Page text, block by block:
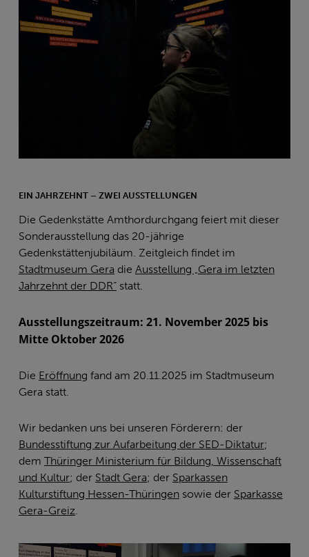
EIN JAHRZEHNT – ZWEI AUSSTELLUNGEN
Die Gedenkstätte Amthordurchgang feiert mit dieser
Sonderausstellung das 20-jährige
Gedenkstättenjubiläum. Zeitgleich findet im
Stadtmuseum Gera die Ausstellung „Gera im letzten
Jahrzehnt der DDR“statt.
Ausstellungszeitraum: 21. November 2025 bis
Mitte Oktober 2026
Die Eröffnung fand am 20.11.2025 im Stadtmuseum
Gera statt.
Wir bedanken uns bei unseren Förderern: der
Bundesstiftung zur Aufarbeitung der SED-Diktatur;
dem Thüringer Ministerium für Bildung, Wissenschaft
und Kultur; der Stadt Gera; der Sparkassen
Kulturstiftung Hessen-Thüringensowie der Sparkasse
Gera-Greiz.